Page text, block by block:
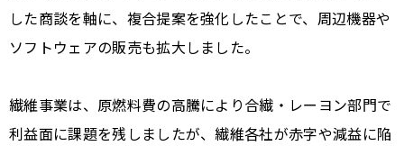
した商談を軸に、複合提案を強化したことで、周辺機器や
ソフトウェアの販売も拡大しました。
繊維事業は、原燃料費の高騰により合繊・レーヨン部門で
利益面に課題を残しましたが、繊維各社が赤字や減益に陥